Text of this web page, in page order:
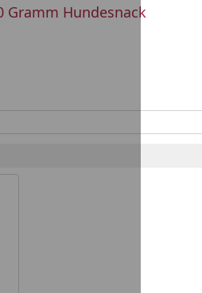
Gramm Hundesnack